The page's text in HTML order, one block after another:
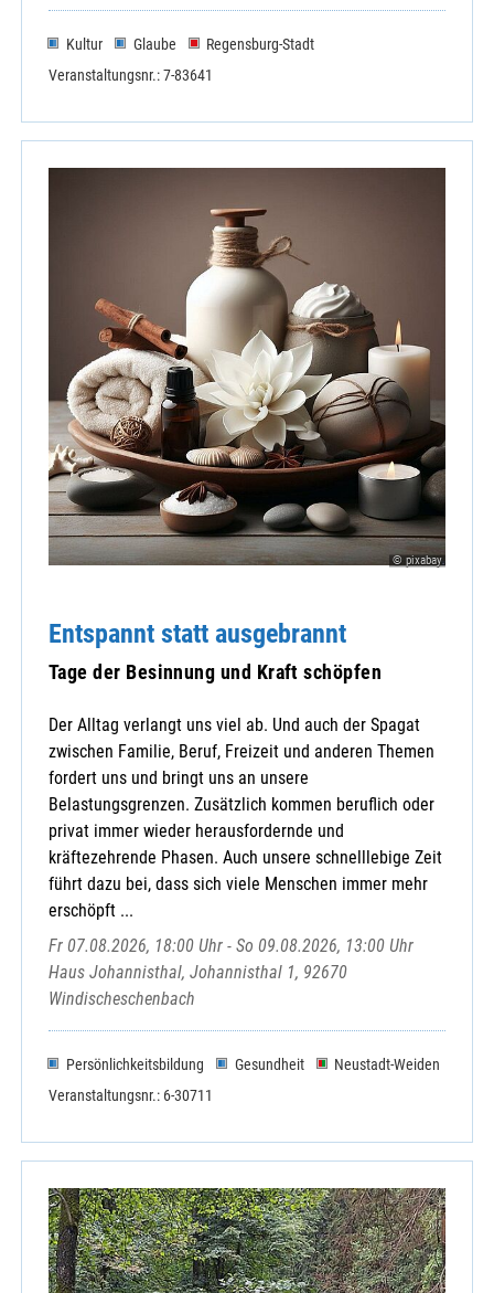
Kultur Glaube
Regensburg-Stadt
Veranstaltungsnr.: 7-83641
© pixabay
Entspannt statt ausgebrannt
Tage der Besinnung und Kraft schöpfen
Der Alltag verlangt uns viel ab. Und auch der Spagat
zwischen Familie, Beruf, Freizeit und anderen Themen
fordert uns und bringt uns an unsere
Belastungsgrenzen. Zusätzlich kommen beruflich oder
privat immer wieder herausfordernde und
kräftezehrende Phasen. Auch unsere schnelllebige Zeit
führt dazu bei, dass sich viele Menschen immer mehr
erschöpft ...
Fr 07.08.2026, 18:00 Uhr - So 09.08.2026, 13:00 Uhr
Haus Johannisthal, Johannisthal 1, 92670
Windischeschenbach
Persönlichkeitsbildung Gesundheit
Neustadt-Weiden
Veranstaltungsnr.: 6-30711